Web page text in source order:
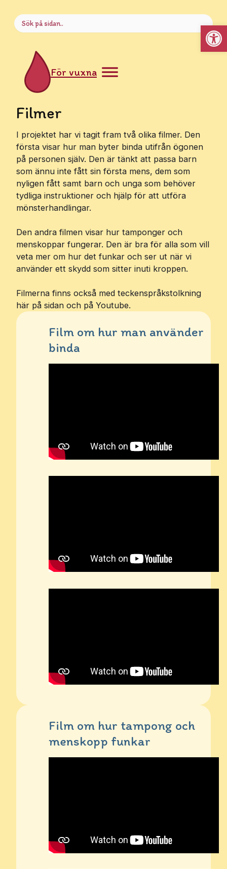
Sök
efter:
För vuxna
Filmer
I projektet har vi tagit fram två olika filmer. Den
första visar hur man byter binda utifrån ögonen
på personen själv. Den är tänkt att passa barn
som ännu inte fått sin första mens, dem som
nyligen fått samt barn och unga som behöver
tydliga instruktioner och hjälp för att utföra
mönsterhandlingar.
Den andra filmen visar hur tamponger och
menskoppar fungerar. Den är bra för alla som vill
veta mer om hur det funkar och ser ut när vi
använder ett skydd som sitter inuti kroppen.
Filmerna finns också med teckenspråkstolkning
här på sidan och på Youtube.
Film om hur man använder
binda
Film om hur tampong och
menskopp funkar